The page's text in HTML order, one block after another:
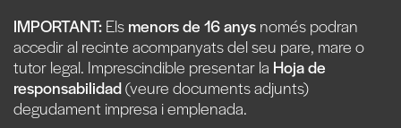
IMPORTANT: Els menors de 16 anys només podran
accedir al recinte acompanyats del seu pare, mare o
tutor legal. Imprescindible presentar la Hoja de
responsabilidad(veure documents adjunts)
degudament impresa i emplenada.